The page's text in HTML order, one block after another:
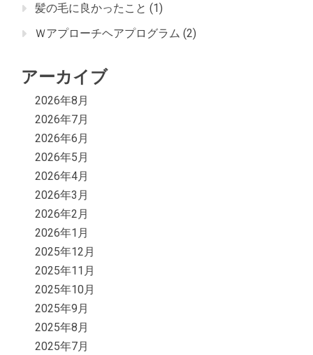
髪の毛に良かったこと (1)
Ｗアプローチヘアプログラム (2)
アーカイブ
2026年8月
2026年7月
2026年6月
2026年5月
2026年4月
2026年3月
2026年2月
2026年1月
2025年12月
2025年11月
2025年10月
2025年9月
2025年8月
2025年7月